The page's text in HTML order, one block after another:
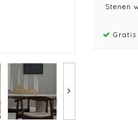
Stenen
Gratis